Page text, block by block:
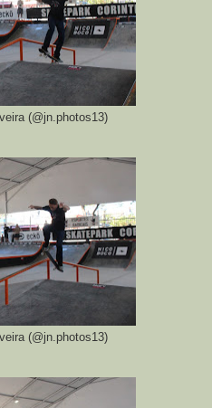
(@jn.photos13)
(@jn.photos13)